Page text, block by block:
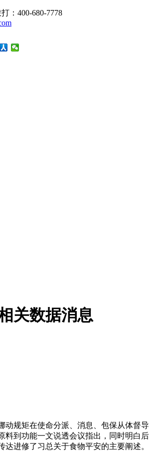
：400-680-7778
关数据消息
规矩在使命分派、消息、包保从体督导
料到功能一文说透会议指出，同时明白后
达进修了习总关于食物平安的主要阐述。